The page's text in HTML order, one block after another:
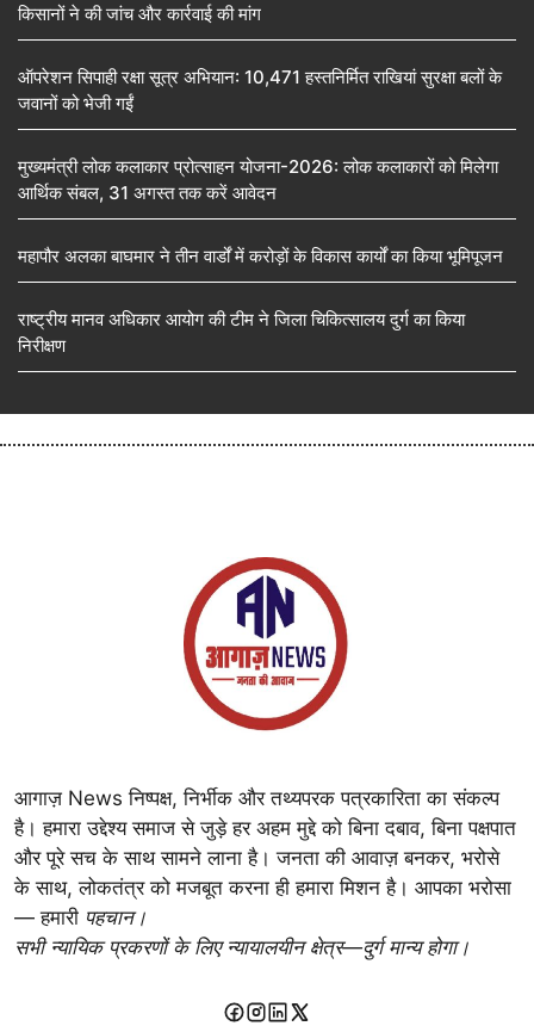
किसानों ने की जांच और कार्रवाई की मांग
ऑपरेशन सिपाही रक्षा सूत्र अभियान: 10,471 हस्तनिर्मित राखियां सुरक्षा बलों के
जवानों को भेजी गईं
मुख्यमंत्री लोक कलाकार प्रोत्साहन योजना-2026: लोक कलाकारों को मिलेगा
आर्थिक संबल, 31 अगस्त तक करें आवेदन
महापौर अलका बाघमार ने तीन वार्डों में करोड़ों के विकास कार्यों का किया भूमिपूजन
राष्ट्रीय मानव अधिकार आयोग की टीम ने जिला चिकित्सालय दुर्ग का किया
निरीक्षण
आगाज़ News निष्पक्ष, निर्भीक और तथ्यपरक पत्रकारिता का संकल्प
है। हमारा उद्देश्य समाज से जुड़े हर अहम मुद्दे को बिना दबाव, बिना पक्षपात
और पूरे सच के साथ सामने लाना है। जनता की आवाज़ बनकर, भरोसे
के साथ, लोकतंत्र को मजबूत करना ही हमारा मिशन है। आपका भरोसा
— हमारी पहचान।
सभी न्यायिक प्रकरणों के लिए न्यायालयीन क्षेत्र—दुर्ग मान्य होगा।